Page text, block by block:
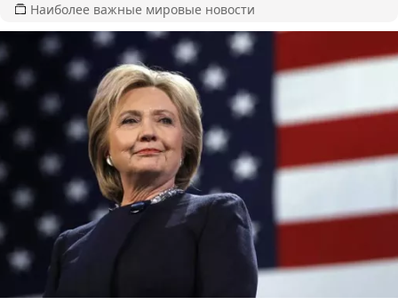
Наиболее важные мировые новости